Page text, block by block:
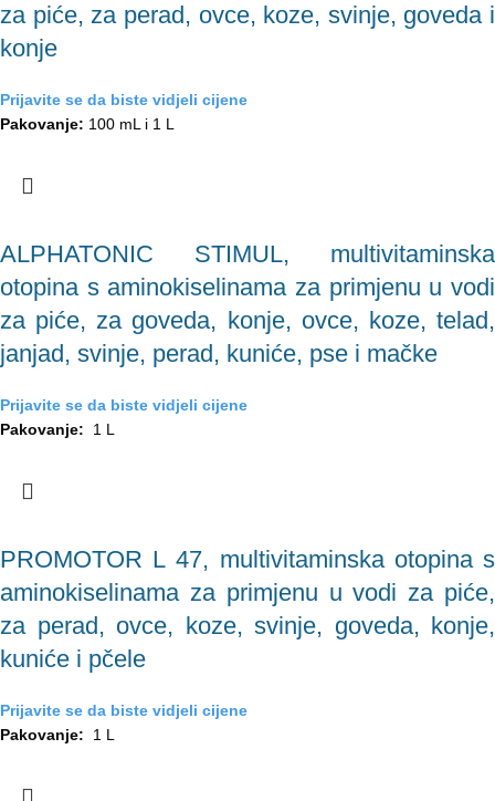
za piće, za perad, ovce, koze, svinje, goveda i
konje
Prijavite se da biste vidjeli cijene
Pakovanje: 100 mL i 1 L
ALPHATONIC STIMUL, multivitaminska
otopina s aminokiselinama za primjenu u vodi
za piće, za goveda, konje, ovce, koze, telad,
janjad, svinje, perad, kuniće, pse i mačke
Prijavite se da biste vidjeli cijene
Pakovanje:
1 L
PROMOTOR L 47, multivitaminska otopina s
aminokiselinama za primjenu u vodi za piće,
za perad, ovce, koze, svinje, goveda, konje,
kuniće i pčele
Prijavite se da biste vidjeli cijene
Pakovanje:
1 L